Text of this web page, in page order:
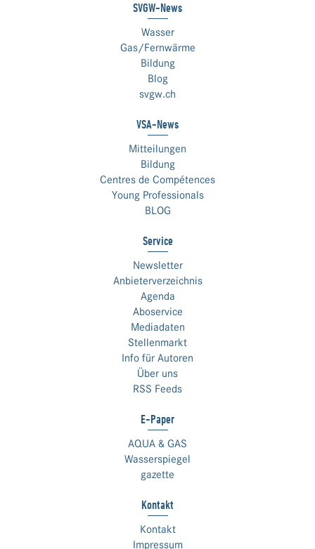
SVGW-News
Wasser
Gas/Fernwärme
Bildung
Blog
svgw.ch
VSA-News
Mitteilungen
Bildung
Centres de Compétences
Young Professionals
BLOG
Service
Newsletter
Anbieterverzeichnis
Agenda
Aboservice
Mediadaten
Stellenmarkt
Info für Autoren
Über uns
RSS Feeds
E-Paper
AQUA & GAS
Wasserspiegel
gazette
Kontakt
Kontakt
Impressum